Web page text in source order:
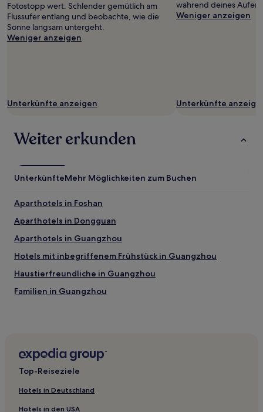
können
sich
ändern.
Es
Fotostopp wert. Schlender gemütlich am
Flussufer entlang und beobachte, wie die
Sonne langsam untergeht.
Weniger anzeigen
Unterkünfte anzeigen
während deines
Weniger anzeigen
Unterkünfte
Weiter erkunden
UnterkünfteMehr Möglichkeiten zum Buchen
Aparthotels in Foshan
Aparthotels in Dongguan
Aparthotels in Guangzhou
Hotels mit inbegriffenem Frühstück in Guangzhou
Haustierfreundliche in Guangzhou
Familien in Guangzhou
Hotels mit Pool in Dongguan
Hotels mit Wellnessbereich in Dongguan
Hotels mit Fitnessbereich in Dongguan
Top-Reiseziele
Hotels in Deutschland
Hotels in den USA